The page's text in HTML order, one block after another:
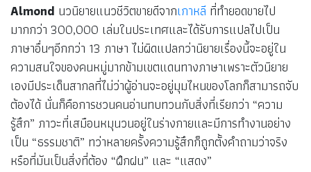
Almond นวนิยายแนวชีวิตขายดีจากเกาหลี ที่ทำยอดขายไป
มากกว่า 300,000 เล่มในประเทศและได้รับการแปลไปเป็น
ภาษาอื่นๆอีกกว่า 13 ภาษา ไม่ผิดแปลกว่านิยายเรื่องนี้จะอยู่ใน
ความสนใจของคนหมู่มากข้ามเขตแดนทางภาษาเพราะตัวนิยาย
เองมีประเด็นสากลที่ไม่ว่าผู้อ่านจะอยู่มุมไหนของโลกก็สามารถจับ
ต้องได้ นั่นก็คือการชวนคนอ่านทบทวนกับสิ่งที่เรียกว่า “ความ
รู้สึก” ภาวะที่เสมือนหมุนวนอยู่ในร่างกายและมีการทำงานอย่าง
เป็น “ธรรมชาติ” ทว่าหลายครั้งความรู้สึกก็ถูกตั้งคำถามว่าจริง
หรือที่มันเป็นสิ่งที่ต้อง “ฝึกฝน” และ “แสดง”